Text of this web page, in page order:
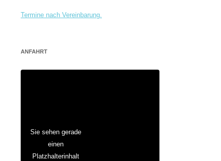
Termine nach Vereinbarung.
ANFAHRT
Sie sehen gerade
einen
Platzhalterinhalt